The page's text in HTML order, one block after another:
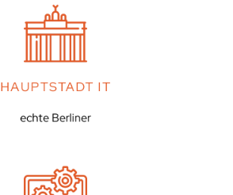
HAUPTSTADT IT
echte Berliner